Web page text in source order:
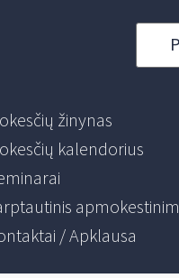
žinynas
kalendorius
/ Apklausa